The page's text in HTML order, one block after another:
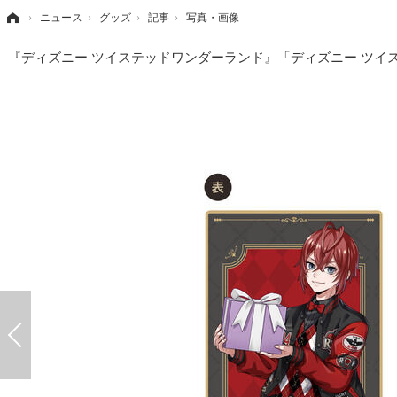
› ニュース › グッズ › 記事 › 写真・画像
『ディズニー ツイステッドワンダーランド』「ディズニー ツ